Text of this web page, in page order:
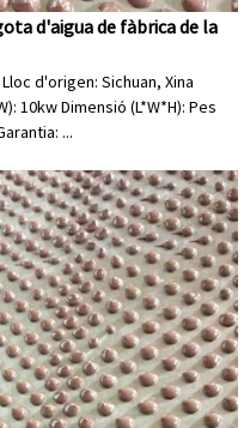
d'aigua de fàbrica de la
d'origen: Sichuan, Xina
10kw Dimensió (L*W*H): Pes
...